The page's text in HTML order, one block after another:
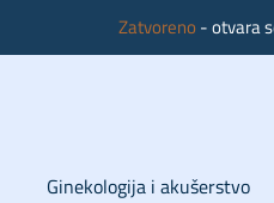
Zatvoreno- otvara
Ginekologija i akušerstvo